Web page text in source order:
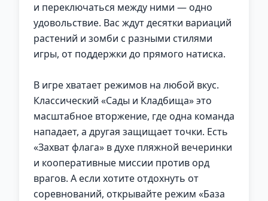
и переключаться между ними — одно
удовольствие. Вас ждут десятки вариаций
растений и зомби с разными стилями
игры, от поддержки до прямого натиска.
В игре хватает режимов на любой вкус.
Классический «Сады и Кладбища» это
масштабное вторжение, где одна команда
нападает, а другая защищает точки. Есть
«Захват флага» в духе пляжной вечеринки
и кооперативные миссии против орд
врагов. А если хотите отдохнуть от
соревнований, открывайте режим «База